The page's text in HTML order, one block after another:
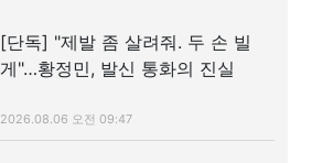
[단독] "제발 좀 살려줘. 두 손 빌
게"…황정민, 발신 통화의 진실
2026.08.06 오전 09:47